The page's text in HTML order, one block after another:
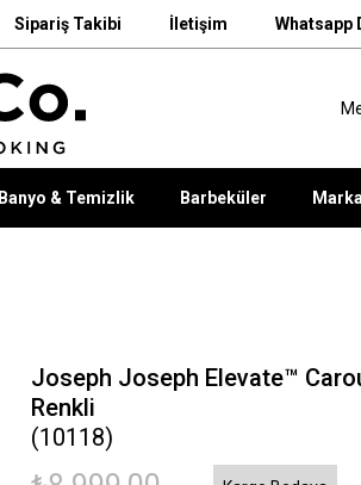
Sipariş Takibi İletişim Whatsapp
Banyo & Temizlik Barbeküler
Joseph Joseph Elevate™
Renkli
(10118)